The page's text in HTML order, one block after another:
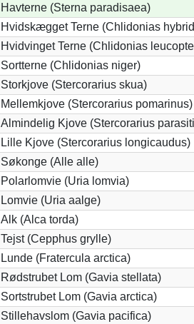
Havterne (Sterna paradisaea)
Hvidskægget Terne (Chlidonias
Hvidvinget Terne (Chlidonias
Sortterne (Chlidonias niger)
Storkjove (Stercorarius skua)
Mellemkjove (Stercorarius pomarinus)
Almindelig Kjove (Stercorarius
Lille Kjove (Stercorarius longicaudus)
Søkonge (Alle alle)
Polarlomvie (Uria lomvia)
Lomvie (Uria aalge)
Alk (Alca torda)
Tejst (Cepphus grylle)
Lunde (Fratercula arctica)
Rødstrubet Lom (Gavia stellata)
Sortstrubet Lom (Gavia arctica)
Stillehavslom (Gavia pacifica)